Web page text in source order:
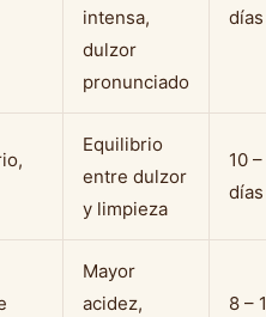
intensa,
dulzor
pronunciado
días
Equilibrio
entre dulzor
y limpieza
10
días
Mayor
acidez,
8 –